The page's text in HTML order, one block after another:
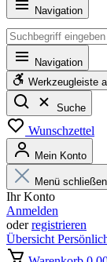
Navigation
Navigation
Werkzeugleiste
Suche
Wunschzettel
Mein Konto
Menü schließen
Ihr Konto
Anmelden
oderregistrieren
Übersicht